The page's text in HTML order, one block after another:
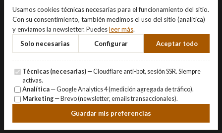
Aviso Legal·Privacidad· Cookies ·Gestionar cookies
Usamos cookies técnicas necesarias para el funcionamiento del sitio.
Con su consentimiento, también medimos el uso del sitio (analítica)
y enviamos la newsletter. Puedesleer más.
Solo necesarias
Configurar Aceptar todo
Técnicas (necesarias) — Cloudflare anti-bot, sesión SSR. Siempre
activas.
Analítica — Google Analytics 4 (medición agregada de tráfico).
Marketing — Brevo (newsletter, emails transaccionales).
Guardar mis preferencias